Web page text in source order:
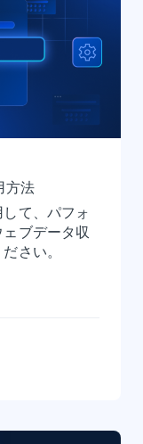
方法
て、パフォ
ブデータ収
さい。